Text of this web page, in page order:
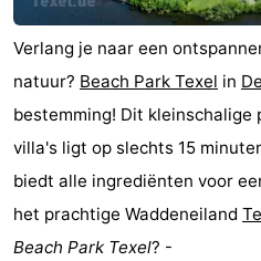
Zee
Alkmaar
-
Egmond
aan
Zee
-
Noordhollands
duinreservaat
-
Wijk
aan
-
Natuur
-
Verlang je naar een
natuur? Beach Park Texel in
bestemming! Dit kleinschalige
villa's ligt op slechts 15
biedt alle ingrediënten voor
het prachtige Waddeneiland
Beach Park Texel? -